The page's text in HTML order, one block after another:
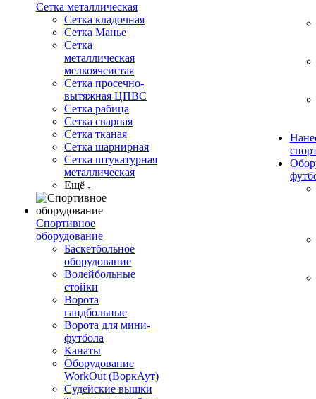
Сетка металлическая
Сетка кладочная
Сетка Манье
Сетка
металлическая
мелкоячеистая
Сетка просечно-
вытяжная ЦПВС
Сетка рабица
Сетка сварная
Сетка тканая
Сетка шарнирная
Сетка штукатурная
металлическая
Ещё
Спортивное
оборудование
Баскетбольное
оборудование
Волейбольные
стойки
Ворота
гандбольные
Ворота для мини-
футбола
Канаты
Оборудование
WorkOut (ВоркАут)
Судейские вышки